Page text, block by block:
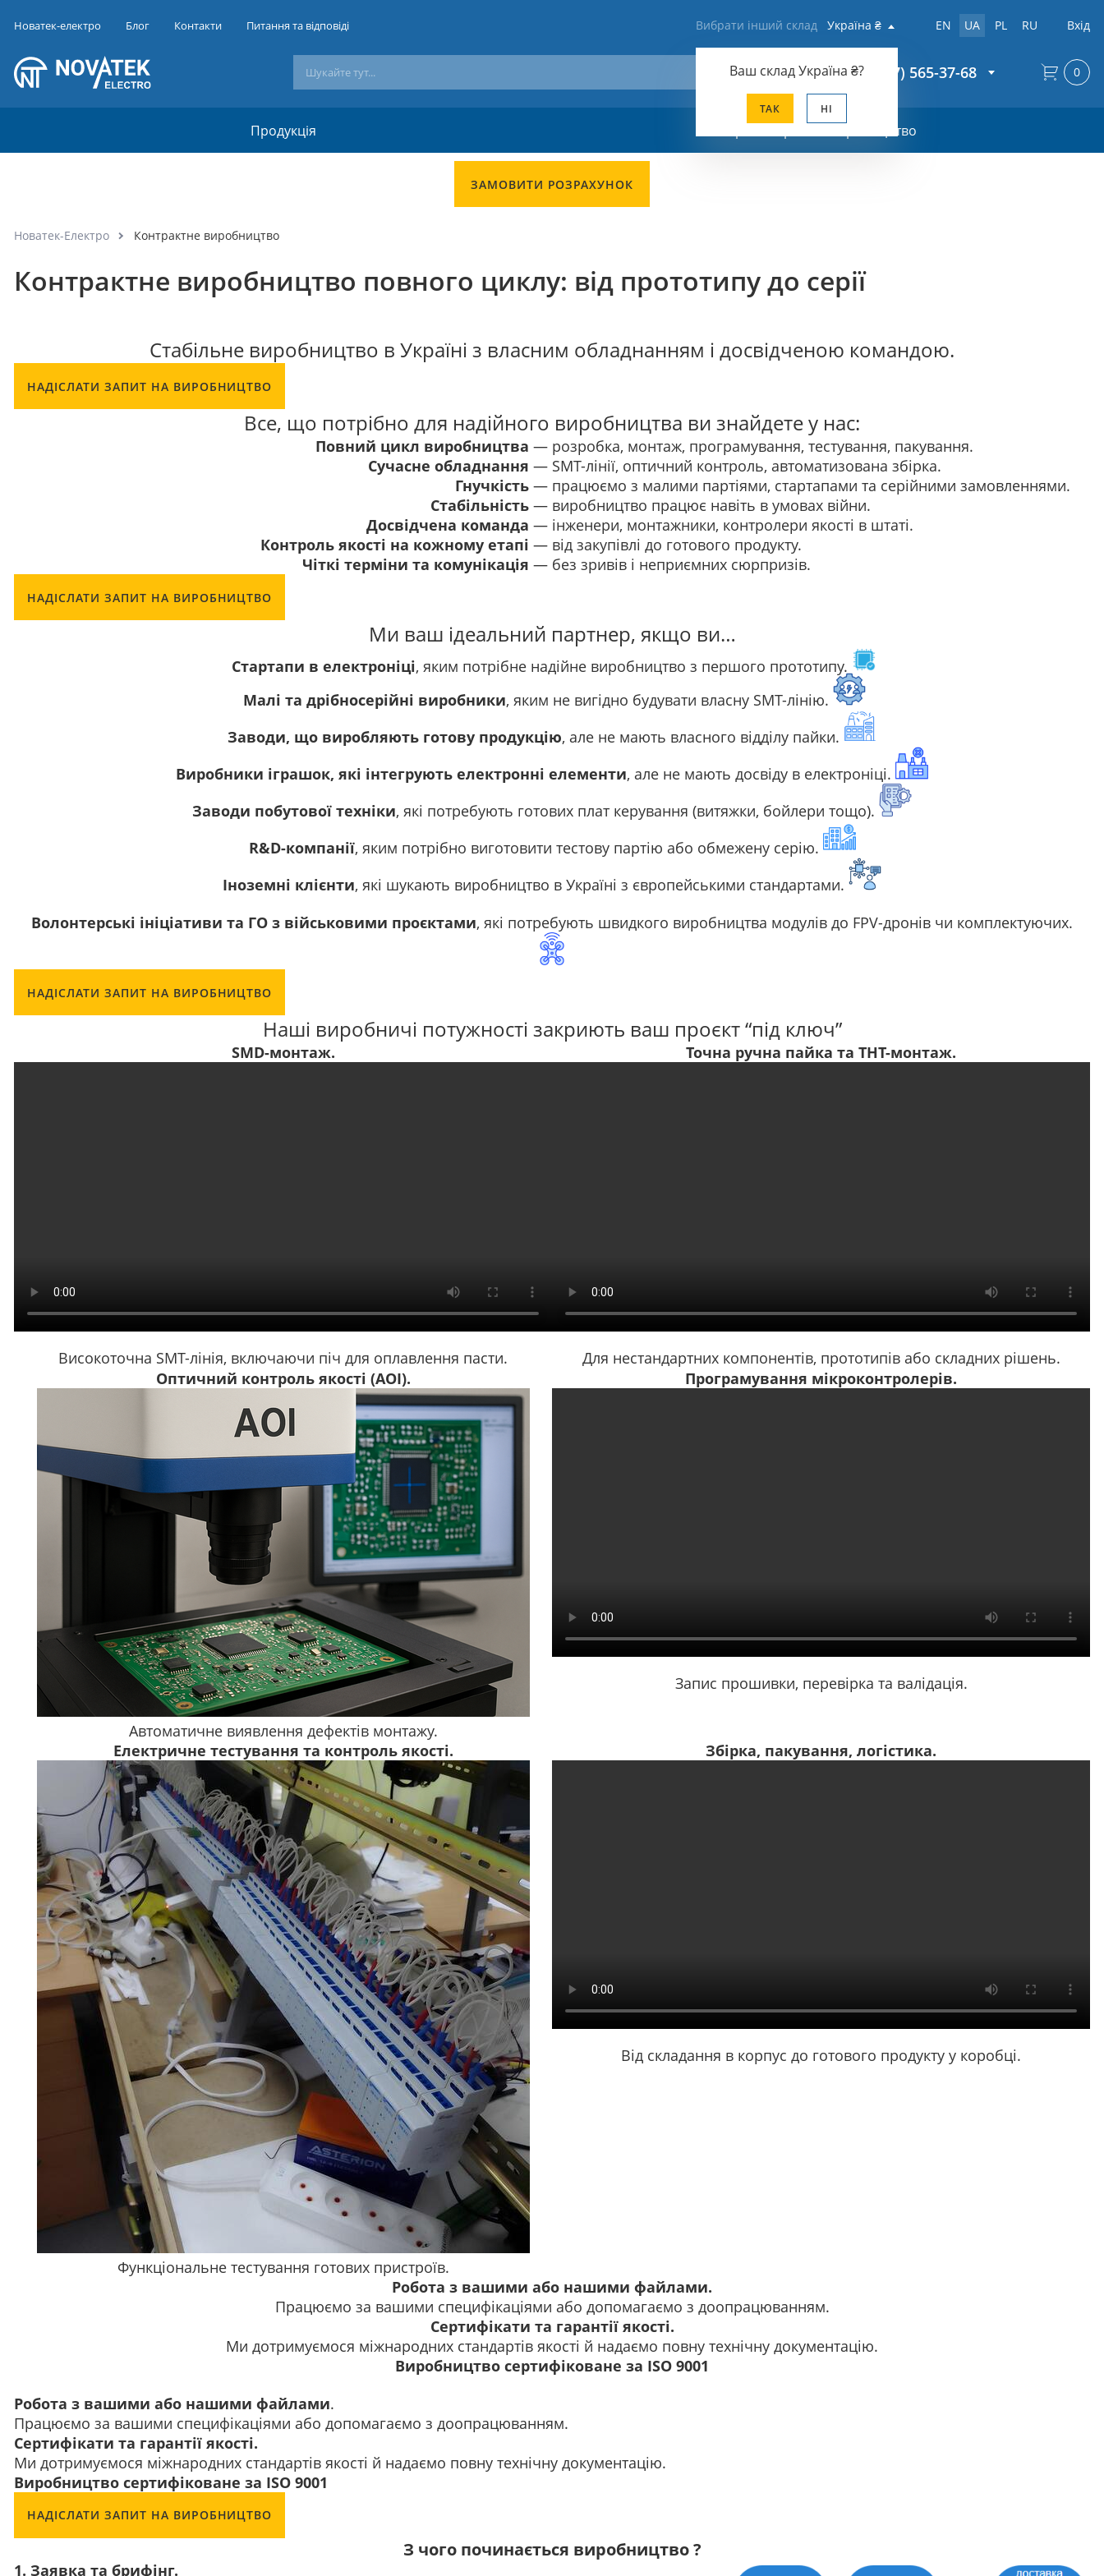
Новатек-електро Блог Контакти Питання та відповіді Вибрати інший склад Україна ₴
Ваш складУкраїна ₴?
ТАК НІ
EN UA PL RU Вхід
+38 (067) 565-37-68
Продукція Про контрактне виробнцитво
0
ЗАМОВИТИ РОЗРАХУНОК
Новатек-Електро Контрактне виробництво
Контрактне виробництво повного циклу: від прототипу до серії
Стабільне виробництво в Україні з власним обладнанням і досвідченою командою.
НАДІСЛАТИ ЗАПИТ НА ВИРОБНИЦТВО
Все, що потрібно для надійного виробництва ви знайдете у нас:
Повний цикл виробництва —
Сучасне обладнання —
Гнучкість —
Стабільність —
Досвідчена команда —
Контроль якості на кожному етапі —
Чіткі терміни та комунікація —
розробка, монтаж, програмування, тестування, пакування.
SMT-лінії, оптичний контроль, автоматизована збірка.
працюємо з малими партіями, стартапами та серійними замовленнями.
виробництво працює навіть в умовах війни.
інженери, монтажники, контролери якості в штаті.
від закупівлі до готового продукту.
без зривів і неприємних сюрпризів.
НАДІСЛАТИ ЗАПИТ НА ВИРОБНИЦТВО
Ми ваш ідеальний партнер, якщо ви…
Стартапи в електроніці, яким потрібне надійне виробництво з першого прототипу.
Малі та дрібносерійні виробники, яким не вигідно будувати власну SMT-лінію.
Заводи, що виробляють готову продукцію, але не мають власного відділу пайки.
Виробники іграшок, які інтегрують електронні елементи, але не мають досвіду в електроніці.
Заводи побутової техніки, які потребують готових плат керування (витяжки, бойлери тощо).
R&D-компанії, яким потрібно виготовити тестову партію або обмежену серію.
Іноземні клієнти, які шукають виробництво в Україні з європейськими стандартами.
Волонтерські ініціативи та ГО з військовими проєктами, які потребують швидкого виробництва модулів до FPV-дронів чи комплектуючих.
НАДІСЛАТИ ЗАПИТ НА ВИРОБНИЦТВО
Наші виробничі потужності закриють ваш проєкт “під ключ”
SMD-монтаж.
Високоточна SMT-лінія, включаючи піч для оплавлення пасти.
Точна ручна пайка та THT-монтаж.
Для нестандартних компонентів, прототипів або складних рішень.
Оптичний контроль якості (AOI).
Автоматичне виявлення дефектів монтажу.
Програмування мікроконтролерів.
Запис прошивки, перевірка та валідація.
Електричне тестування та контроль якості.
Функціональне тестування готових пристроїв.
Збірка, пакування, логістика.
Від складання в корпус до готового продукту у коробці.
Робота з вашими або нашими файлами.
Працюємо за вашими специфікаціями або допомагаємо з доопрацюванням.
Сертифікати та гарантії якості.
Ми дотримуємося міжнародних стандартів якості й надаємо повну технічну документацію.
Виробництво сертифіковане за ISO 9001
Робота з вашими або нашими файлами.
Працюємо за вашими специфікаціями або допомагаємо з доопрацюванням.
Сертифікати та гарантії якості.
Ми дотримуємося міжнародних стандартів якості й надаємо повну технічну документацію.
Виробництво сертифіковане за ISO 9001
НАДІСЛАТИ ЗАПИТ НА ВИРОБНИЦТВО
З чого починається виробництво ?
1. Заявка та брифінг.